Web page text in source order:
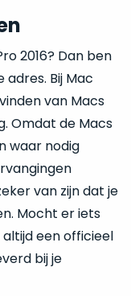
2016? Dan ben
adres. Bij Mac
van Macs
Omdat de Macs
waar nodig
van zijn dat je
Mocht er iets
altijd een officieel
bij je